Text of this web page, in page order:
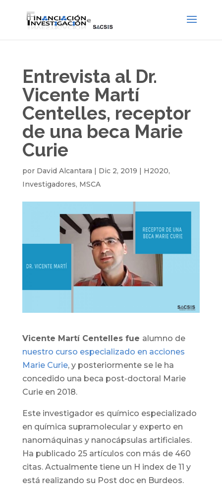
Entrevista al Dr.
Vicente Martí
Centelles, receptor
de una beca Marie
Curie
por David Alcantara | Dic 2, 2019 | H2020,
Investigadores, MSCA
Vicente Martí Centelles fue alumno de
nuestro curso especializado en acciones
Marie Curie, y posteriormente se le ha
concedido una beca post-doctoral Marie
Curie en 2018.
Este investigador es químico especializado
en química supramolecular y experto en
nanomáquinas y nanocápsulas artificiales.
Ha publicado 25 artículos con más de 460
citas. Actualmente tiene un H index de 11 y
está realizando su Post doc en Burdeos.